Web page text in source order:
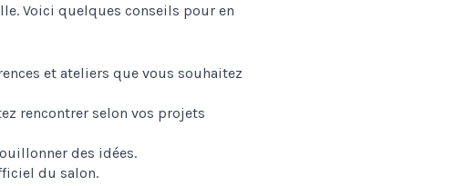
Voici quelques conseils pour en
et ateliers que vous souhaitez
rencontrer selon vos projets
des idées.
du salon.